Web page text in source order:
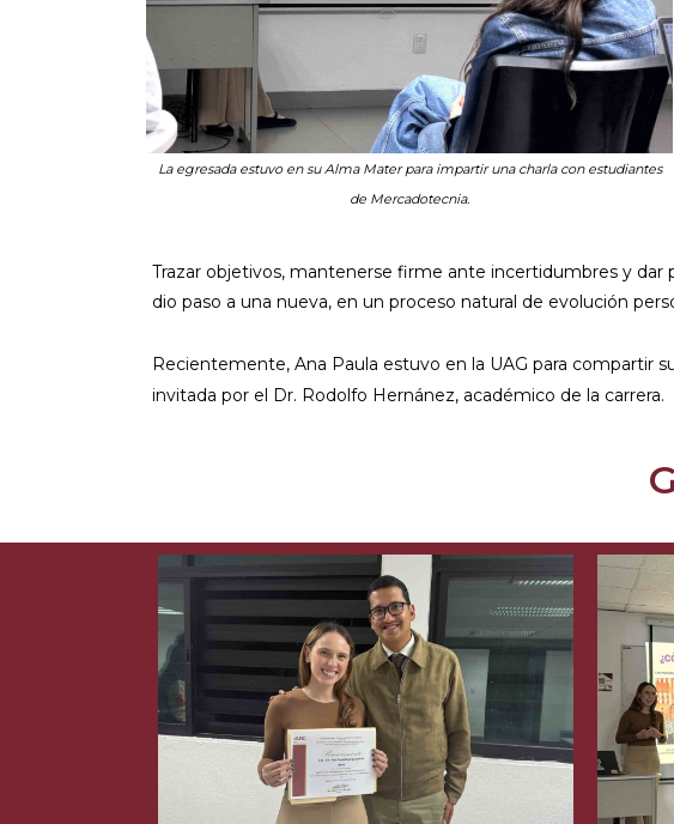
La egresada estuvo en su Alma Mater para impartir una charla con estudiantes
de Mercadotecnia.
Trazar objetivos, mantenerse firme ante incertidumbres y dar
dio paso a una nueva, en un proceso natural de evolución
Recientemente, Ana Paula estuvo en la UAG para compartir
invitada por el Dr. Rodolfo Hernánez, académico de la carrera.